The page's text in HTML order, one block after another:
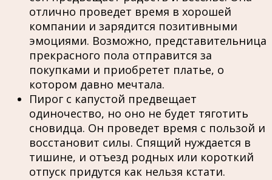
отлично проведет время в хорошей
компании и зарядится позитивными
эмоциями. Возможно, представительница
прекрасного пола отправится за
покупками и приобретет платье, о
котором давно мечтала.
Пирог с капустой предвещает
одиночество, но оно не будет тяготить
сновидца. Он проведет время с пользой и
восстановит силы. Спящий нуждается в
тишине, и отъезд родных или короткий
отпуск придутся как нельзя кстати.